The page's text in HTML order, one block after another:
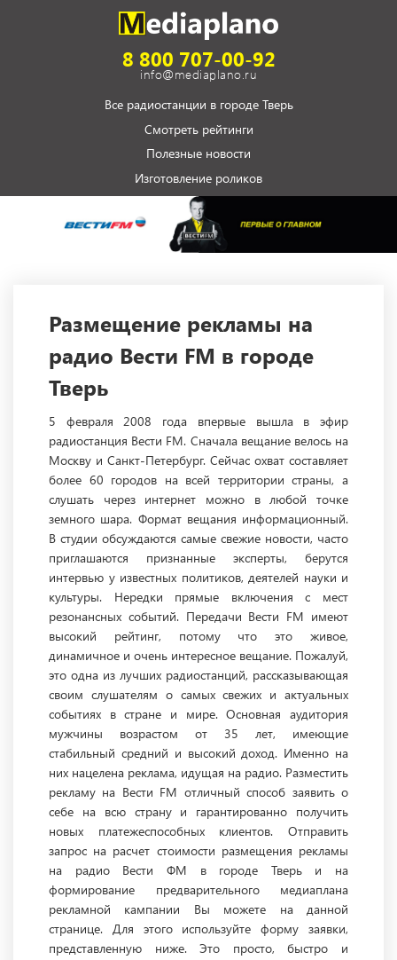
8 800 707-00-92
info@mediaplano.ru
Все радиостанции в городе Тверь
Смотреть рейтинги
Полезные новости
Изготовление роликов
Размещение рекламы на
радио Вести FM в городе
Тверь
5 февраля 2008 года впервые вышла в эфир
радиостанция Вести FM. Сначала вещание велось на
Москву и Санкт-Петербург. Сейчас охват составляет
более 60 городов на всей территории страны, а
слушать через интернет можно в любой точке
земного шара. Формат вещания информационный.
В студии обсуждаются самые свежие новости, часто
приглашаются признанные эксперты, берутся
интервью у известных политиков, деятелей науки и
культуры. Нередки прямые включения с мест
резонансных событий. Передачи Вести FM имеют
высокий рейтинг, потому что это живое,
динамичное и очень интересное вещание. Пожалуй,
это одна из лучших радиостанций, рассказывающая
своим слушателям о самых свежих и актуальных
событиях в стране и мире. Основная аудитория
мужчины возрастом от 35 лет, имеющие
стабильный средний и высокий доход. Именно на
них нацелена реклама, идущая на радио. Разместить
рекламу на Вести FM отличный способ заявить о
себе на всю страну и гарантированно получить
новых платежеспособных клиентов. Отправить
запрос на расчет стоимости размещения рекламы
на радио Вести ФМ в городе Тверь и на
формирование предварительного медиаплана
рекламной кампании Вы можете на данной
странице. Для этого используйте форму заявки,
представленную ниже. Это просто, быстро и